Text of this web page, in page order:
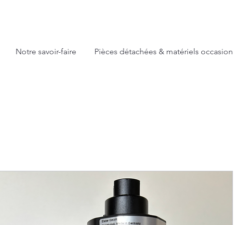
Notre savoir-faire Pièces détachées & matériels occasion